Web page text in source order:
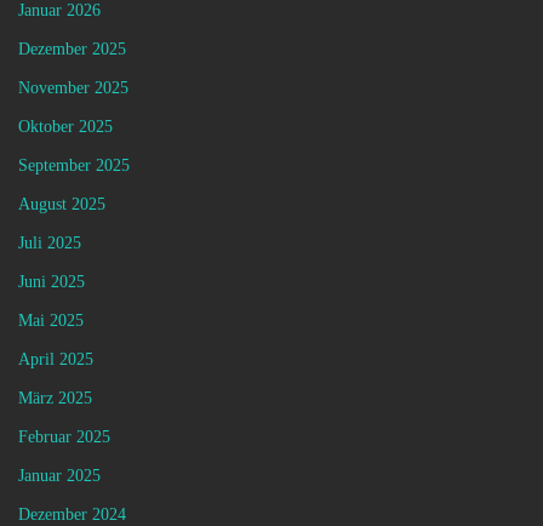
Januar 2026
Dezember 2025
November 2025
Oktober 2025
September 2025
August 2025
Juli 2025
Juni 2025
Mai 2025
April 2025
März 2025
Februar 2025
Januar 2025
Dezember 2024